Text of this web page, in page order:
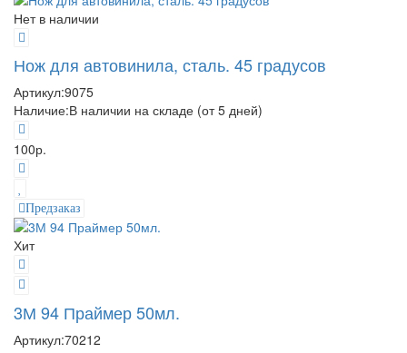
Нет в наличии
Нож для автовинила, сталь. 45 градусов
Артикул:9075
Наличие:В наличии на складе (от 5 дней)
100р.
Предзаказ
Хит
3М 94 Праймер 50мл.
Артикул:70212